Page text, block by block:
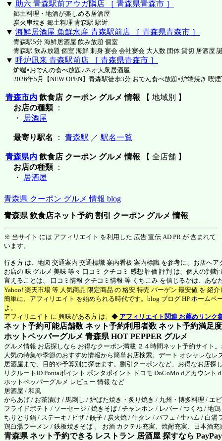
▼ 助六 青森駅前アウガ隣店 ［ 青森県青森市 ］
郷土料理・地酒が楽しめる居酒屋
炭火串焼き 郷土料理 青森駅 駅近
▼ 海鮮居酒屋 魚鮮水産 青森駅前店 ［ 青森県青森市 ］
青森駅5分 海鮮居酒屋 飲み放題 個室
青森駅 飲み放題 個室 海鮮 刺身 宴会 会社宴会 大人数 団体 貸切 居酒屋
▼ 呼炉凪来 青森駅前店 ［ 青森県青森市 ］
炉端×おでんの食べ放題♪ネオ大衆居酒屋
2026年5月【NEW OPEN】青森駅徒歩3分 おでん食べ放題×炉端焼き 喫
青森市内 飲食店 クーポン グルメ 情報 【 地域別 】
お店の種類：
・
居酒屋
最寄り駅名 ： 青森駅 ／ 駅名一覧
青森県内 飲食店 クーポン グルメ 情報 【 全店舗 】
お店の種類：
・
居酒屋
青森県 クーポン グルメ 情報 blog
青森県 飲食店ネット予約 割引 クーポン グルメ 情報
※ 当サイト には アフィリエイト を利用した 広告 宣伝 AD PR が 含まれて
います。
行き方 は、地図 交通案内 交通標識 案内看板 案内標識 を参考に、お店へア
お店の 味 グルメ 美味 等々 口コミ クチコミ 感想 評価 評判 は、個人の判断
言えることは、 口コミ情報 クチコミ情報 等 くちこみ を信じるかは、あな
Yahoo! 楽天市場 等 人気商品 限定商品 の 格安 特売 バーゲン 最安値 を 紹
簡単に、アフィリエイト を始められる時代です。blog ブログ HP ホームペ
よ。
アフィリエイト に 興味がある方 は、◆ アフィリエイト関連 お薦めリンク
ネット予約可能店舗数 ネット予約利用者数 ネット予約満足
ホットペッパーグルメ 青森県 HOT PEPPER グルメ
グルメ情報 お店探しなら お得なクーポン満載 ２４時間ネット予約サイト
人気の特集や季節のおすすめ情報から簡単お店検索。デート オシャレなレ
居酒屋まで、目的や予算別に探せます。割引クーポンなど、お得なお店探
リクルートID Pontaポイント ポンタポイント ドコモ DoCoMo dアカウント
ホットペッパーグルメ レビュー 情報 など
居酒屋 / 和風
からあげ / お茶漬け / 馬刺し / 炉ばた焼き・炙り焼き / 九州・博多料理 / エ
フライドポテト / ソーセージ / 焼きそば / チャンポン / レバー / つくね / 地
ちりとり鍋 / ステーキ / ピザ / 餃子 / 炭火焼 / 牛タン / パフェ / 生ハム / 白湯
鶏白湯ラーメン / 鉄板焼きそば 。 お酒 カクテル充実、焼酎充実、日本酒充
青森県 ネット予約できる レストラン 居酒屋 探すなら